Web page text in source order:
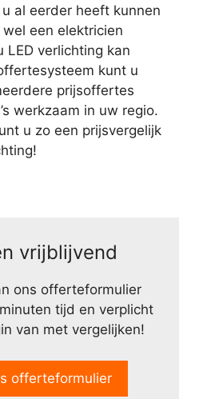
al eerder heeft kunnen
een elektricien
LED verlichting kan
kunt u
prijsoffertes
werkzaam in uw regio.
u zo een prijsvergelijk
vrijblijvend
ons offerteformulier
tijd en verplicht
van met vergelijken!
offerteformulier